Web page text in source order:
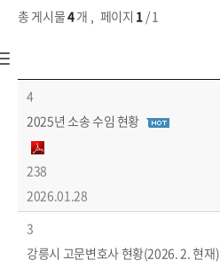
총 게시물4개 , 페이지 1 / 1
4
2025년 소송 수임 현황
238
2026.01.28
3
강릉시 고문변호사 현황(2026. 2. 현재)